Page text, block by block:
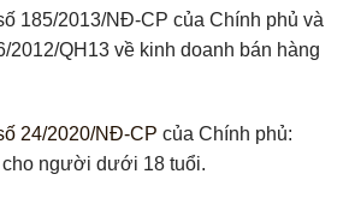
185/2013/NĐ-CP của Chính phủ và
2012/QH13 về kinh doanh bán hàng
24/2020/NĐ-CP của Chính phủ:
người dưới 18 tuổi.